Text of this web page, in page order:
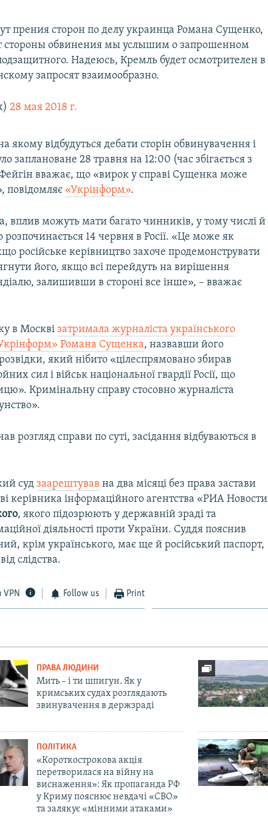
прения сторон по делу украинца Романа Сущенко,
стороны обвинения мы услышим о запрошенном
Надеюсь, Кремль будет осмотрителен в
запросят взаимообразно.
28 мая 2018 г.
якому відбудуться дебати сторін обвинувачення і
заплановане 28 травня на 12:00 (час збігається з
вважає, що «вирок у справі Сущенка може
повідомляє «Укрінформ».
вплив можуть мати багато чинників, у тому числі й
розпочинається 14 червня в Росії. «Це може як
російське керівництво захоче продемонструвати
його, якщо всі перейдуть на вирішення
залишивши в стороні все інше», – вважає
в Москвізатримала журналіста українського
Романа Сущенка, назвавши його
який нібито «цілеспрямовано збирав
сил і військ національної гвардії Росії, що
Кримінальну справу стосовно журналіста
розгляд справи по суті, засідання відбуваються в
судзаарештував на два місяці без права застави
керівника інформаційного агентства «РИА Новости
, якого підозрюють у державній зраді та
діяльності проти України. Суддя пояснив
крім українського, має ще й російський паспорт,
слідства.
VPN Follow us Print
ПРАВА ЛЮДИНИ
Мить – і ти шпигун. Як у
кримських судах розглядають
звинувачення в держзраді
ПОЛІТИКА
«Короткострокова акція
перетворилася на війну на
виснаження»: Як пропаганда РФ
у Криму пояснює невдачі «СВО»
та залякує «мінними атаками»